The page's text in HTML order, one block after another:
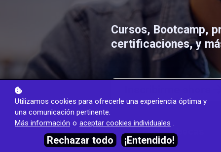
Cursos, Bootcamp,
certificaciones, y
🔥Accede a becas
Utilizamos cookies para ofrecerle una experiencia óptima y
una comunicación pertinente.
Más información o aceptar cookies individuales .
Rechazar todo ¡Entendido!